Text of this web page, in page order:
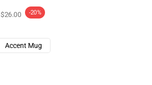
$26.00 -20%
Accent Mug